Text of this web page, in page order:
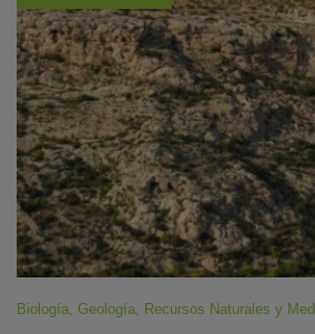
Biología, Geología, Recursos Naturales y